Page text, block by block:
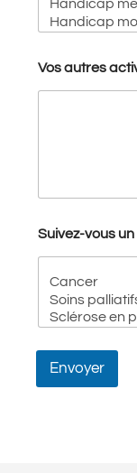
Vos autres
Suivez-vous
Envoyer